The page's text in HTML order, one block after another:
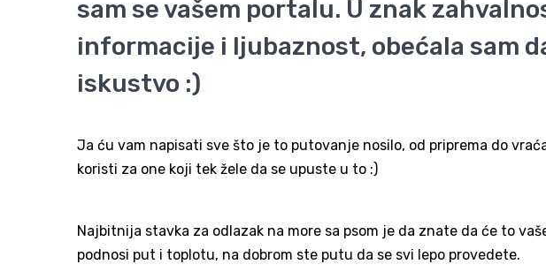
sam se vašem portalu. U znak
informacije i ljubaznost, obećala sam
iskustvo :)
Ja ću vam napisati sve što je to putovanje nosilo, od priprema do
koristi za one koji tek žele da se upuste u to :)
Najbitnija stavka za odlazak na more sa psom je da znate da će to
podnosi put i toplotu, na dobrom ste putu da se svi lepo provedete.